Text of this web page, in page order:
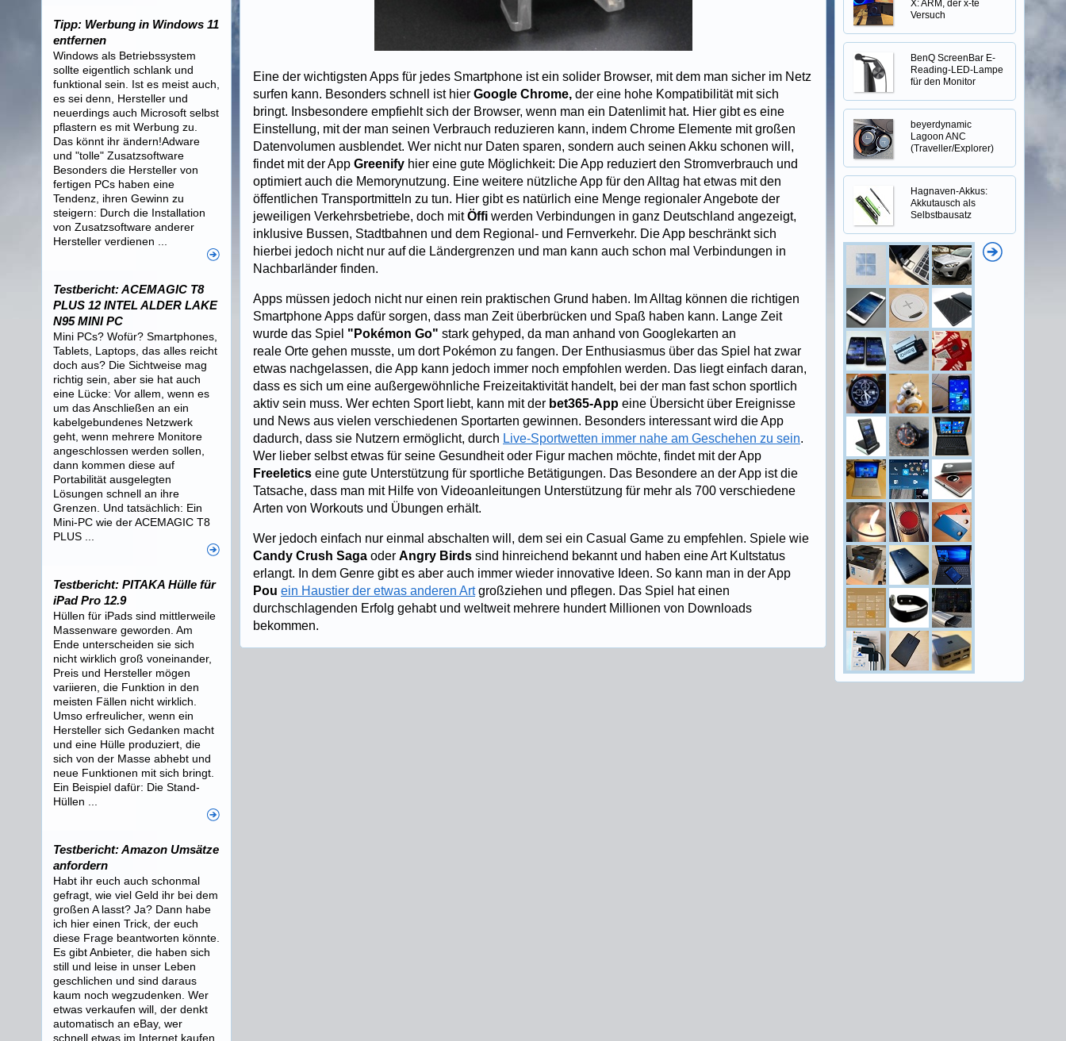
Eine der wichtigsten Apps für jedes Smartphone ist ein solider Browser, mit dem man sicher im Netz
surfen kann. Besonders schnell ist hier Google Chrome, der eine hohe Kompatibilität mit sich
bringt. Insbesondere empfiehlt sich der Browser, wenn man ein Datenlimit hat. Hier gibt es eine
Einstellung, mit der man seinen Verbrauch reduzieren kann, indem Chrome Elemente mit großen
Datenvolumen ausblendet. Wer nicht nur Daten sparen, sondern auch seinen Akku schonen will,
findet mit der App Greenify hier eine gute Möglichkeit: Die App reduziert den Stromverbrauch und
optimiert auch die Memorynutzung. Eine weitere nützliche App für den Alltag hat etwas mit den
öffentlichen Transportmitteln zu tun. Hier gibt es natürlich eine Menge regionaler Angebote der
jeweiligen Verkehrsbetriebe, doch mitÖffi werden Verbindungen in ganz Deutschland angezeigt,
inklusive Bussen, Stadtbahnen und dem Regional- und Fernverkehr. Die App beschränkt sich
hierbei jedoch nicht nur auf die Ländergrenzen und man kann auch schon mal Verbindungen in
Nachbarländer finden.
Apps müssen jedoch nicht nur einen rein praktischen Grund haben. Im Alltag können die richtigen
Smartphone Apps dafür sorgen, dass man Zeit überbrücken und Spaß haben kann. Lange Zeit
wurde das Spiel "Pokémon Go" stark gehyped, da man anhand von Googlekarten an
reale Orte gehen musste, um dort Pokémon zu fangen. Der Enthusiasmus über das Spiel hat zwar
etwas nachgelassen, die App kann jedoch immer noch empfohlen werden. Das liegt einfach daran,
dass es sich um eine außergewöhnliche Freizeitaktivität handelt, bei der man fast schon sportlich
aktiv sein muss. Wer echten Sport liebt, kann mit der bet365-App eine Übersicht über Ereignisse
und News aus vielen verschiedenen Sportarten gewinnen. Besonders interessant wird die App
dadurch, dass sie Nutzern ermöglicht, durch Live-Sportwetten immer nahe am Geschehen zu sein.
Wer lieber selbst etwas für seine Gesundheit oder Figur machen möchte, findet mit der App
Freeletics eine gute Unterstützung für sportliche Betätigungen. Das Besondere an der App ist die
Tatsache, dass man mit Hilfe von Videoanleitungen Unterstützung für mehr als 700 verschiedene
Arten von Workouts und Übungen erhält.
Wer jedoch einfach nur einmal abschalten will, dem sei ein Casual Game zu empfehlen. Spiele wie
Candy Crush Saga oder Angry Birds sind hinreichend bekannt und haben eine Art Kultstatus
erlangt. In dem Genre gibt es aber auch immer wieder innovative Ideen. So kann man in der App
Pou ein Haustier der etwas anderen Artgroßziehen und pflegen. Das Spiel hat einen
durchschlagenden Erfolg gehabt und weltweit mehrere hundert Millionen von Downloads
bekommen.
Tipp: Werbung in Windows 11
entfernen
Windows als Betriebssystem
sollte eigentlich schlank und
funktional sein. Ist es meist auch,
es sei denn, Hersteller und
neuerdings auch Microsoft selbst
pflastern es mit Werbung zu.
Das könnt ihr ändern!Adware
und "tolle" Zusatzsoftware
Besonders die Hersteller von
fertigen PCs haben eine
Tendenz, ihren Gewinn zu
steigern: Durch die Installation
von Zusatzsoftware anderer
Hersteller verdienen ...
Testbericht: ACEMAGIC T8
PLUS 12 INTEL ALDER LAKE
N95 MINI PC
Mini PCs? Wofür? Smartphones,
Tablets, Laptops, das alles reicht
doch aus? Die Sichtweise mag
richtig sein, aber sie hat auch
eine Lücke: Vor allem, wenn es
um das Anschließen an ein
kabelgebundenes Netzwerk
geht, wenn mehrere Monitore
angeschlossen werden sollen,
dann kommen diese auf
Portabilität ausgelegten
Lösungen schnell an ihre
Grenzen. Und tatsächlich: Ein
Mini-PC wie der ACEMAGIC T8
PLUS ...
Testbericht: PITAKA Hülle für
iPad Pro 12.9
Hüllen für iPads sind mittlerweile
Massenware geworden. Am
Ende unterscheiden sie sich
nicht wirklich groß voneinander,
Preis und Hersteller mögen
variieren, die Funktion in den
meisten Fällen nicht wirklich.
Umso erfreulicher, wenn ein
Hersteller sich Gedanken macht
und eine Hülle produziert, die
sich von der Masse abhebt und
neue Funktionen mit sich bringt.
Ein Beispiel dafür: Die Stand-
Hüllen ...
Testbericht: Amazon Umsätze
anfordern
Habt ihr euch auch schonmal
gefragt, wie viel Geld ihr bei dem
großen A lasst? Ja? Dann habe
ich hier einen Trick, der euch
diese Frage beantworten könnte.
Es gibt Anbieter, die haben sich
still und leise in unser Leben
geschlichen und sind daraus
kaum noch wegzudenken. Wer
etwas verkaufen will, der denkt
automatisch an eBay, wer
schnell etwas im Internet kaufen
X: ARM, der x-te
Versuch
BenQ ScreenBar E-
Reading-LED-Lampe
für den Monitor
beyerdynamic
Lagoon ANC
(Traveller/Explorer)
Hagnaven-Akkus:
Akkutausch als
Selbstbausatz